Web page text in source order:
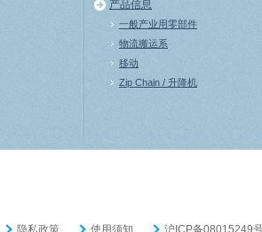
产品信息
一般产业用零部件
物流搬运系
移动
Zip Chain / 升降机
隐私政策 使用须知 沪ICP备08015249